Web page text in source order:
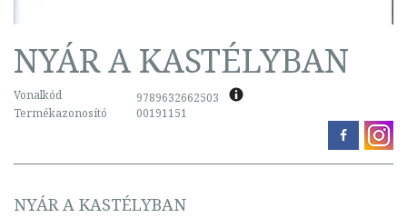
NYÁR A KASTÉLYBAN
Vonalkód
9789632662503
Termékazonosító
00191151
NYÁR A KASTÉLYBAN